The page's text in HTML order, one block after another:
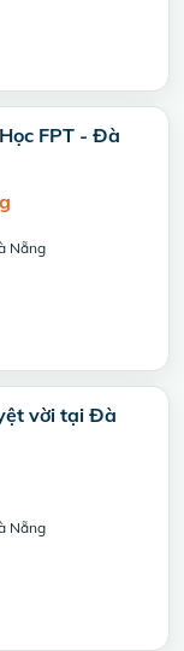
FPT - Đà
Nẵng
vời tại Đà
Nẵng